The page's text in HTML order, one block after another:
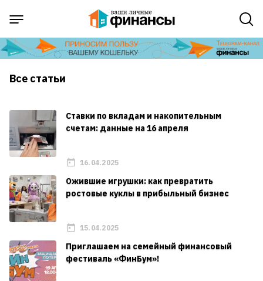
Все статьи
Ставки по вкладам и накопительным
счетам: данные на 16 апреля
16.04.2025
Ожившие игрушки: как превратить
ростовые куклы в прибыльный бизнес
15.04.2025
Приглашаем на семейный финансовый
фестиваль «ФинБум»!